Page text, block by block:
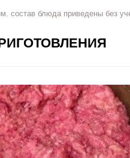
0.5
99 мкг
1.2
состав блюда приведены без